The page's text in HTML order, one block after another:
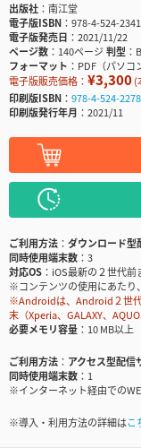
出版社
南江堂
電子版ISBN
978-4-524-
電子版発売日
2021/11/22
ページ数
140ページ判型
フォーマット
PDF（パソコ
電子版販売価格： ¥3,300(
印刷版ISBN
978-4-524-
印刷版発行年月
2021/11
ご利用方法
ダウンロード型
同時使用端末数
3
対応OS
iOS最新の２世代
※コンテンツの使用にあた
※Androidは、Android２世代
末（Xperia、GALAXY、
必要メモリ容量
10 MB以上
ご利用方法
アクセス型配信
同時使用端末数
1
※インターネット経由での
※導入・利用方法の詳細はこ